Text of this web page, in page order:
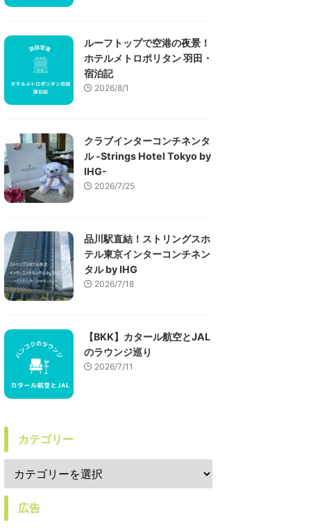
ルーフトップで空港の夜景！
ホテルメトロポリタン 羽田・
宿泊記
2026/8/1
クラブインターコンチネンタ
ル -Strings Hotel Tokyo by
IHG-
2026/7/25
品川駅直結！ストリングスホ
テル東京インターコンチネン
タル by IHG
2026/7/18
【BKK】カタール航空とJAL
のラウンジ巡り
2026/7/11
カテゴリー
広告